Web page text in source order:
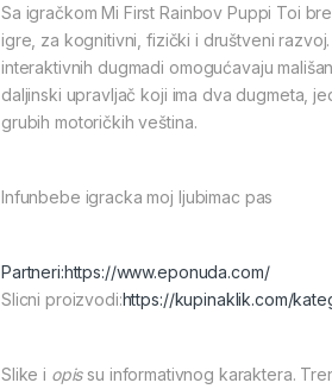
Sa igračkom Mi First Rainbov Puppi Toi
igre, za kognitivni, fizički i društveni
interaktivnih dugmadi omogućavaju
daljinski upravljač koji ima dva dugmeta,
grubih motoričkih veština.
Infunbebe igracka moj ljubimac pas
Partneri:https://www.eponuda.com/
Slicni proizvodi:https://kupinaklik.com/
Slike i opissu informativnog karaktera.